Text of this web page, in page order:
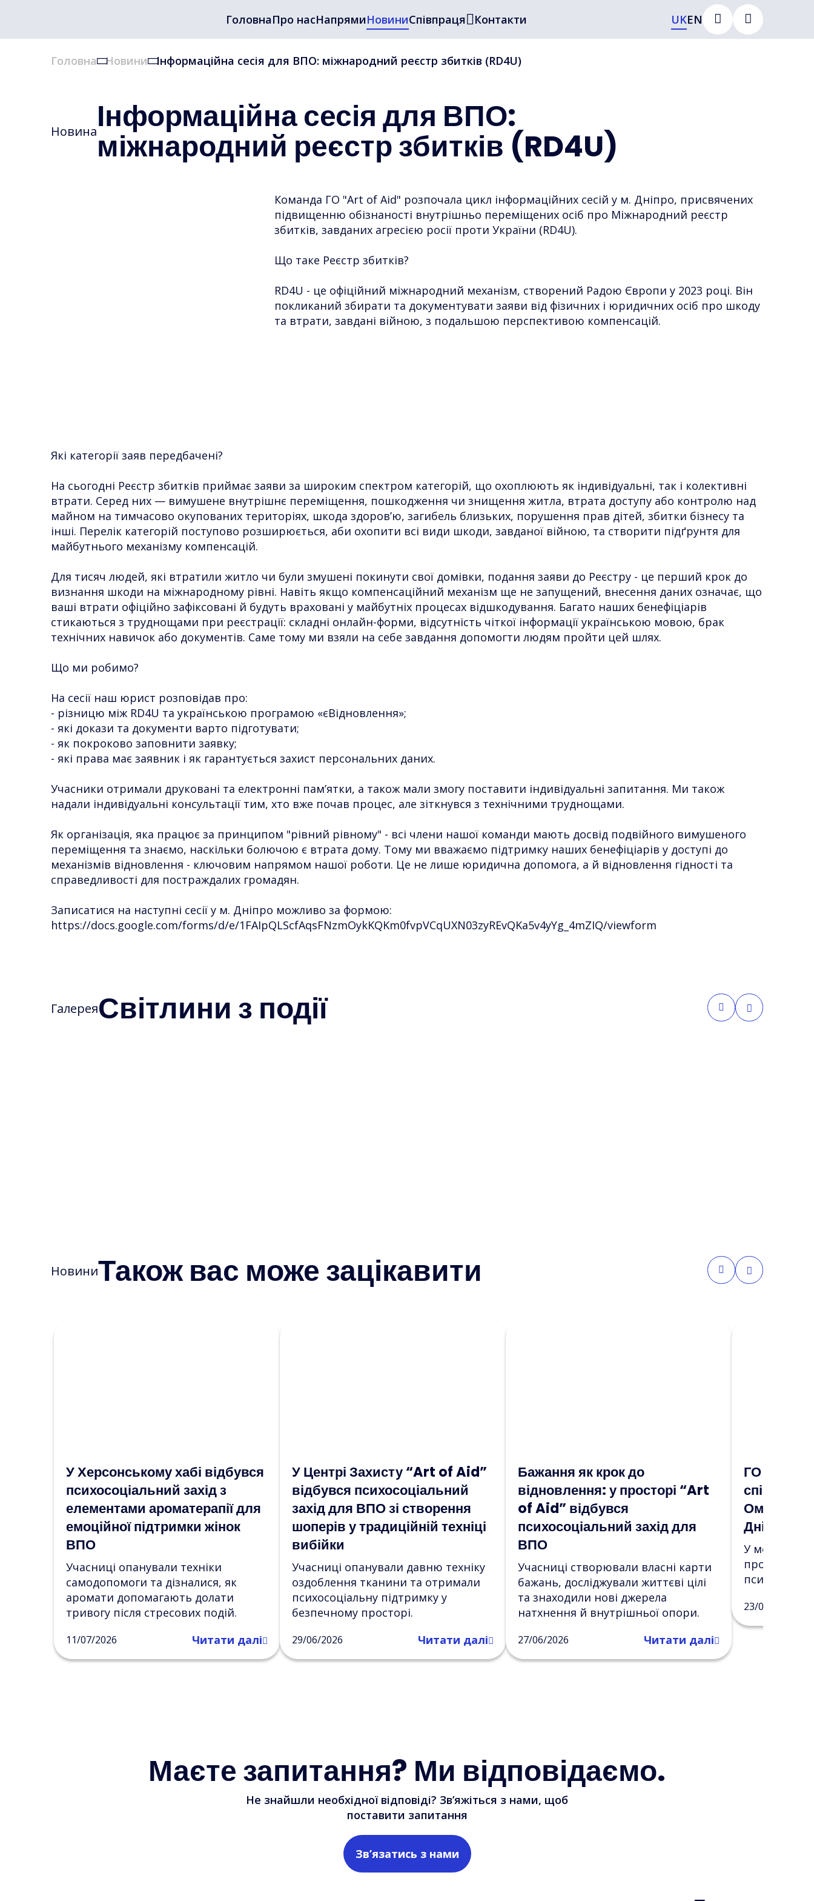
ГоловнаПро насНапрямиНовиниСпівпраця Контакти UKEN
Головна Новини Інформаційна сесія для ВПО: міжнародний реєстр збитків (RD4U)
НовинаІнформаційна сесія для ВПО:
міжнародний реєстр збитків (RD4U)
Команда ГО "Art of Aid" розпочала цикл інформаційних сесій у м. Дніпро, присвячених
підвищенню обізнаності внутрішньо переміщених осіб про Міжнародний реєстр
збитків, завданих агресією росії проти України (RD4U).
Що таке Реєстр збитків?
RD4U - це офіційний міжнародний механізм, створений Радою Європи у 2023 році. Він
покликаний збирати та документувати заяви від фізичних і юридичних осіб про шкоду
та втрати, завдані війною, з подальшою перспективою компенсацій.
Які категорії заяв передбачені?
На сьогодні Реєстр збитків приймає заяви за широким спектром категорій, що охоплюють як індивідуальні, так і колективні
втрати. Серед них — вимушене внутрішнє переміщення, пошкодження чи знищення житла, втрата доступу або контролю над
майном на тимчасово окупованих територіях, шкода здоров’ю, загибель близьких, порушення прав дітей, збитки бізнесу та
інші. Перелік категорій поступово розширюється, аби охопити всі види шкоди, завданої війною, та створити підґрунтя для
майбутнього механізму компенсацій.
Для тисяч людей, які втратили житло чи були змушені покинути свої домівки, подання заяви до Реєстру - це перший крок до
визнання шкоди на міжнародному рівні. Навіть якщо компенсаційний механізм ще не запущений, внесення даних означає, що
ваші втрати офіційно зафіксовані й будуть враховані у майбутніх процесах відшкодування. Багато наших бенефіціарів
стикаються з труднощами при реєстрації: складні онлайн-форми, відсутність чіткої інформації українською мовою, брак
технічних навичок або документів. Саме тому ми взяли на себе завдання допомогти людям пройти цей шлях.
Що ми робимо?
На сесії наш юрист розповідав про:
- різницю між RD4U та українською програмою «єВідновлення»;
- які докази та документи варто підготувати;
- як покроково заповнити заявку;
- які права має заявник і як гарантується захист персональних даних.
Учасники отримали друковані та електронні пам’ятки, а також мали змогу поставити індивідуальні запитання. Ми також
надали індивідуальні консультації тим, хто вже почав процес, але зіткнувся з технічними труднощами.
Як організація, яка працює за принципом "рівний рівному" - всі члени нашої команди мають досвід подвійного вимушеного
переміщення та знаємо, наскільки болючою є втрата дому. Тому ми вважаємо підтримку наших бенефіціарів у доступі до
механізмів відновлення - ключовим напрямом нашої роботи. Це не лише юридична допомога, а й відновлення гідності та
справедливості для постраждалих громадян.
Записатися на наступні сесії у м. Дніпро можливо за формою:
https://docs.google.com/forms/d/e/1FAIpQLScfAqsFNzmOykKQKm0fvpVCqUXN03zyREvQKa5v4yYg_4mZIQ/viewform
ГалереяСвітлини з події
НовиниТакож вас може зацікавити
У Херсонському хабі відбувся
психосоціальний захід з
елементами ароматерапії для
емоційної підтримки жінок
ВПО
Учасниці опанували техніки
самодопомоги та дізналися, як
аромати допомагають долати
тривогу після стресових подій.
11/07/2026 Читати далі
У Центрі Захисту “Art of Aid”
відбувся психосоціальний
захід для ВПО зі створення
шоперів у традиційній техніці
вибійки
Учасниці опанували давню техніку
оздоблення тканини та отримали
психосоціальну підтримку у
безпечному просторі.
29/06/2026 Читати далі
Бажання як крок до
відновлення: у просторі “Art
of Aid” відбувся
психосоціальний захід для
ВПО
Учасниці створювали власні карти
бажань, досліджували життєві цілі
та знаходили нові джерела
натхнення й внутрішньої опори.
27/06/2026 Читати далі
ГО «Art of
У межах
проведено
23/06/2026
Маєте запитання? Ми відповідаємо.
Не знайшли необхідної відповіді? Зв’яжіться з нами, щоб
поставити запитання
Зв’язатись з нами